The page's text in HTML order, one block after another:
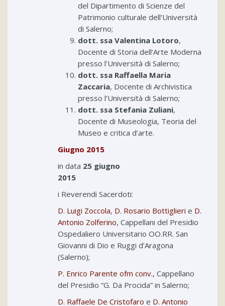
del Dipartimento di Scienze del
Patrimonio culturale dell’Università
di Salerno;
dott. ssa Valentina Lotoro,
Docente di Storia dell’Arte Moderna
presso l’Università di Salerno;
dott. ssa Raffaella Maria
Zaccaria, Docente di Archivistica
presso l’Università di Salerno;
dott. ssa Stefania Zuliani,
Docente di Museologia, Teoria del
Museo e critica d’arte.
Giugno 2015
in data 25 giugno
i Reverendi Sacerdoti:
D. Luigi Zoccola, D. Rosario Bottiglieri e D.
Antonio Zolferino, Cappellani del Presidio
Ospedaliero Universitario OO.RR. San
Giovanni di Dio e Ruggi d’Aragona
(Salerno);
P. Enrico Parente ofm conv., Cappellano
del Presidio “G. Da Procida” in Salerno;
D. Raffaele De Cristofaro e D. Antonio